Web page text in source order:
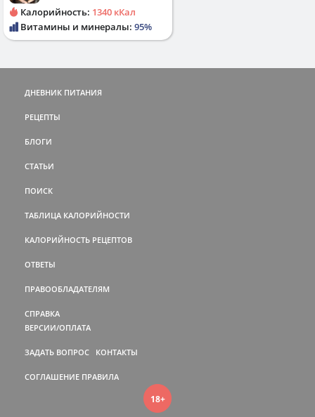
Калорийность: 1340 кКал
Витамины и минералы: 95%
ДНЕВНИК ПИТАНИЯ
РЕЦЕПТЫ
БЛОГИ
СТАТЬИ
ПОИСК
ТАБЛИЦА КАЛОРИЙНОСТИ
КАЛОРИЙНОСТЬ РЕЦЕПТОВ
ОТВЕТЫ
ПРАВООБЛАДАТЕЛЯМ
СПРАВКА
ВЕРСИИ/ОПЛАТА
ЗАДАТЬ ВОПРОС КОНТАКТЫ
СОГЛАШЕНИЕ ПРАВИЛА
18+